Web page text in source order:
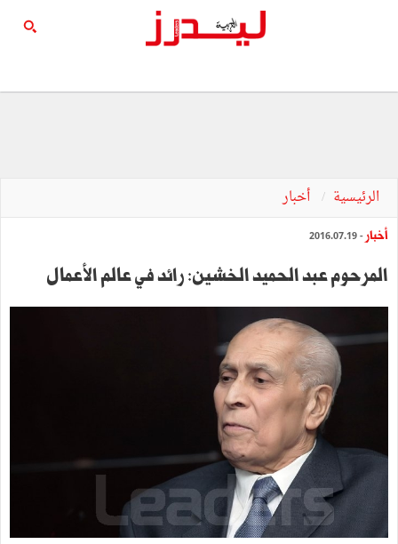
الرئيسية أخبار
أخبار - 2016.07.19
المرحوم‭ ‬عبد‭ ‬الحميد‭ ‬الخشين: رائد‭ ‬في‭ ‬عالم‭ ‬الأعمال